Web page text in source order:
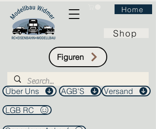
Home
Shop
Figuren
Über Uns AGB'S
Versand
LGB RC